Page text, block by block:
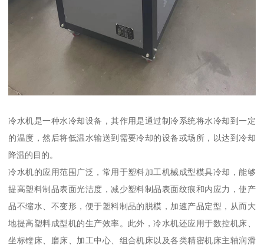
冷水机是一种水冷却设备，其作用是通过制冷系统将水冷却到一定
的温度，然后将低温水输送到需要冷却的设备或场所，以达到冷却
降温的目的。
冷水机的应用范围广泛，常用于塑料加工机械成型模具冷却，能够
提高塑料制品表面光洁度，减少塑料制品表面纹痕和内应力，使产
品不缩水、不变形，便于塑料制品的脱模，加速产品定型，从而大
地提高塑料成型机的生产效率。此外，冷水机还应用于数控机床、
坐标镗床、磨床、加工中心、组合机床以及各类精密机床主轴润滑